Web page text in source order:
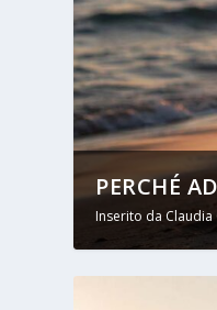
PERCHÉ
Inserito da Claudia